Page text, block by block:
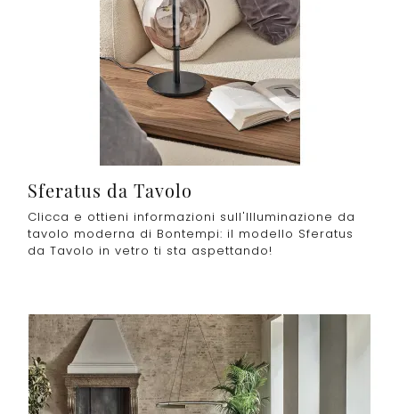
Sferatus da Tavolo
Clicca e ottieni informazioni sull'Illuminazione da
tavolo moderna di Bontempi: il modello Sferatus
da Tavolo in vetro ti sta aspettando!